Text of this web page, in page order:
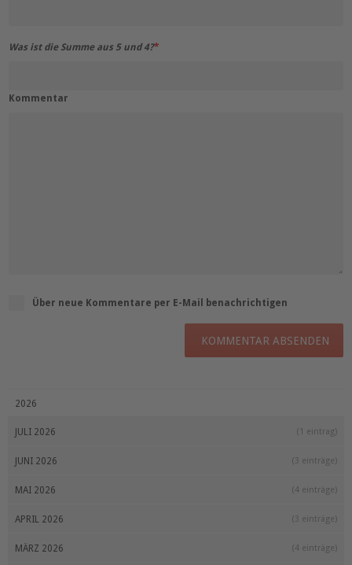
Was ist die Summe aus 5 und 4?*
Kommentar
Über neue Kommentare per E-Mail benachrichtigen
KOMMENTAR ABSENDEN
2026
JULI 2026 (1 eintrag)
JUNI 2026 (3 einträge)
MAI 2026 (4 einträge)
APRIL 2026 (3 einträge)
MÄRZ 2026 (4 einträge)